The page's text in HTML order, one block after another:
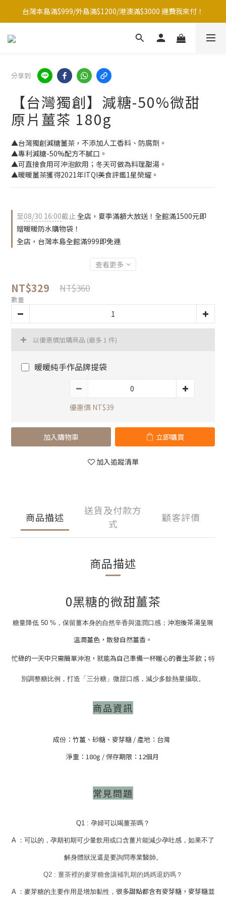
台灣本島滿$999/外島滿$1200/港澳滿$3000 運費我來付！
台灣本島滿$999/外島滿$1200/港澳滿$3000 運費我來付！
點☝️加入LINE官方帳號綁定好友再領取$50購物金
台灣本島滿$999/外島滿$1200/港澳滿$3000 運費我來付！
分享到
【台灣獨創】減糖-50%微甜
原片薑茶 180g
▲台灣獨創減糖薑茶，不添加人工香料、防腐劑。
▲專利減糖-50%配方不膩口。
▲可直接食用可沖泡飲用；冬天可做為料理甜湯。
▲暖暖薑茶獲得2021年ITQI美食評鑑1星榮耀。
至08/30 16:00截止全店，夏季滿額大放送！全館滿1500元即
贈暖暖防水購物袋！
全店，台灣本島全館滿999即免運
查看更多
NT$329 NT$360
數量
以優惠價加購商品 (最多 1 件)
暖暖純手作品牌提袋
優惠價 NT$39
加入購物車 立即購買
加入追蹤清單
商品描述
送貨及付款方
式
顧客評價
商品描述
0黑糖的微甜薑茶
糖量降低 50 %，保留薑本身的自然辛香與溫潤口感； 沖泡後茶湯呈現
溫潤薑色，散發自然薑香。
忙碌的一天中只需簡單沖泡，就能為自己準備一杯暖心的養生茶飲； 特
別調整糖比例，打造「三分糖」微甜口感，減少多餘熱量攝取。
商品資訊
成份：竹薑、砂糖、麥芽糖 / 產地：台灣
淨重：180g / 保存期限：12個月
常見問題
Q1 : 孕婦可以喝薑茶嗎？
A ：可以的， 孕期初期可少量飲用或口含薑片能減少孕吐感 ，如果不了
解身體狀況還是要詢問專業醫師。
Q2 : 薑茶裡的麥芽糖會讓補乳期的媽媽退奶嗎？
A ：麥芽糖的主要作用是增加黏性， 很多甜點都含有麥芽糖，麥芽糖並